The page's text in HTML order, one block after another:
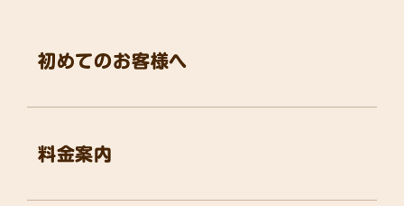
初めてのお客様へ
料金案内